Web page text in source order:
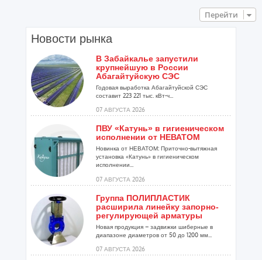
Перейти
Новости рынка
В Забайкалье запустили
крупнейшую в России
Абагайтуйскую СЭС
Годовая выработка Абагайтуйской СЭС
составит 223 221 тыс. кВт-ч...
07 АВГУСТА 2026
ПВУ «Катунь» в гигиеническом
исполнении от НЕВАТОМ
Новинка от НЕВАТОМ: Приточно-вытяжная
установка «Катунь» в гигиеническом
исполнении...
07 АВГУСТА 2026
Группа ПОЛИПЛАСТИК
расширила линейку запорно-
регулирующей арматуры
Новая продукция – задвижки шиберные в
диапазоне диаметров от 50 до 1200 мм...
07 АВГУСТА 2026